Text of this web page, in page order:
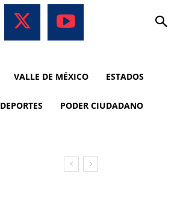
VALLE DE MÉXICO ESTADOS
DEPORTES PODER CIUDADANO